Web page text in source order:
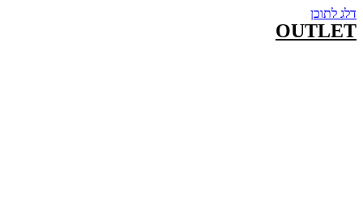
דלג לתוכן
OUTLET